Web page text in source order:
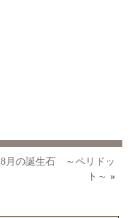
8月の誕生石 ～ペリドッ
ト～ »